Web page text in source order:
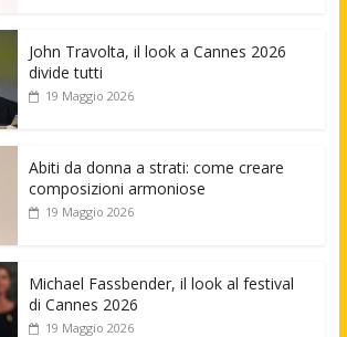
John Travolta, il look a Cannes 2026
divide tutti
19 Maggio 2026
Abiti da donna a strati: come creare
composizioni armoniose
19 Maggio 2026
Michael Fassbender, il look al festival
di Cannes 2026
19 Maggio 2026